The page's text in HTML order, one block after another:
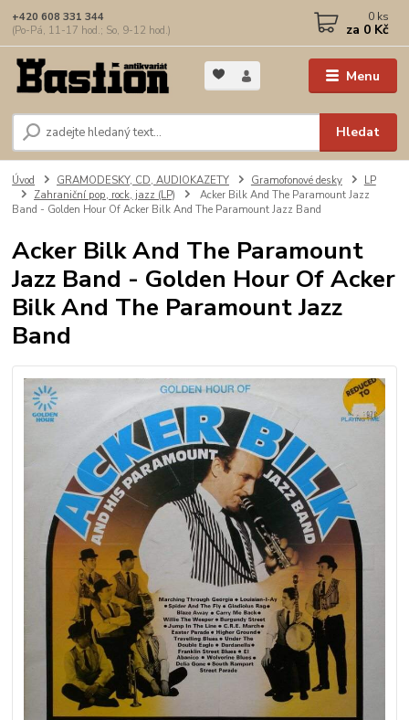
Menu
Hledat
+420 608 331 344
(Po-Pá, 11-17 hod.; So, 9-12 hod.)
0 ks
za 0 Kč
Úvod GRAMODESKY, CD, AUDIOKAZETY Gramofonové desky
LP
Zahraniční pop, rock, jazz (LP)
Acker Bilk And The Paramount Jazz
Band - Golden Hour Of Acker Bilk And The Paramount Jazz Band
Acker Bilk And The Paramount
Jazz Band - Golden Hour Of Acker
Bilk And The Paramount Jazz
Band